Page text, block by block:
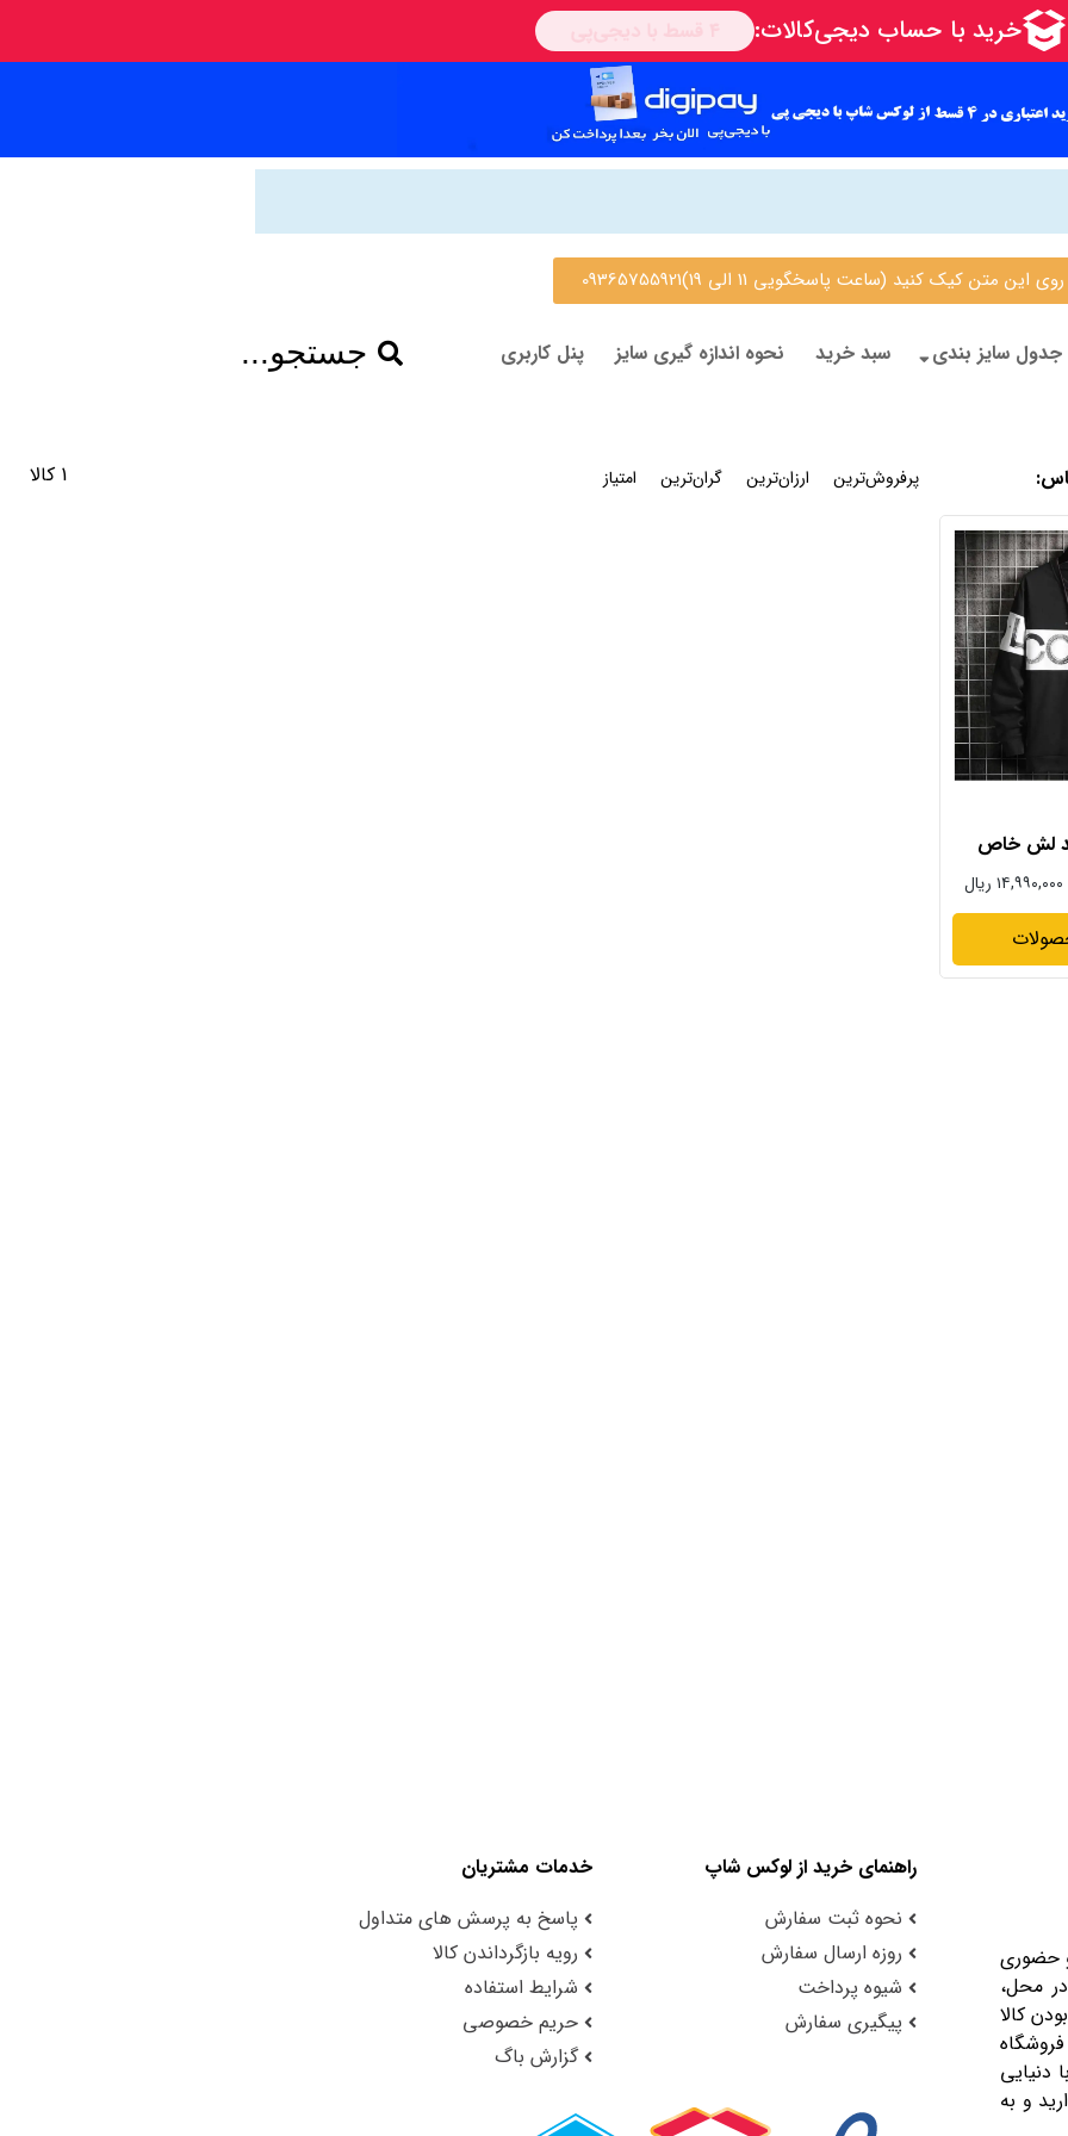
کیک کنید (ساعت پاسخگویی 11 الی 19)09365755921
جدول سایز بندی سبد خرید نحوه اندازه گیری سایز پنل کاربری جستجو...
1 کالا : پرفروش‌ترین ارزان‌ترین گران‌ترین امتیاز
لش خاص
۱۴,۹۹۰,۰۰۰ ریال
حضوری
محل،
کالا
دنیایی
و به
راهنمای خرید از لوکس شاپ
نحوه ثبت سفارش
روزه ارسال سفارش
شیوه پرداخت
پیگیری سفارش
خدمات مشتریان
پاسخ به پرسش های متداول
رویه بازگرداندن کالا
شرایط استفاده
حریم خصوصی
گزارش باگ